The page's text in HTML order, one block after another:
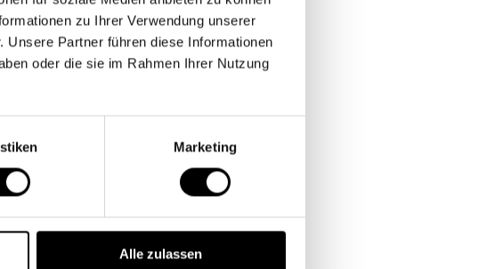
zu Ihrer Verwendung unserer
Partner führen diese Informationen
oder die sie im Rahmen Ihrer Nutzung
Marketing
Alle zulassen